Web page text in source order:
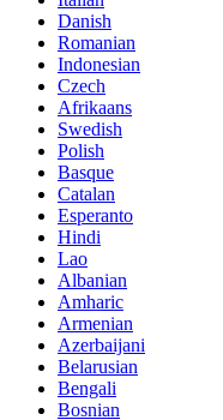
Danish
Romanian
Indonesian
Czech
Afrikaans
Swedish
Polish
Basque
Catalan
Esperanto
Hindi
Lao
Albanian
Amharic
Armenian
Azerbaijani
Belarusian
Bengali
Bosnian